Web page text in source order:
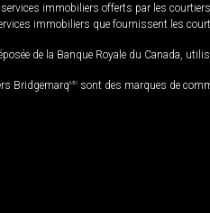
immobiliers offerts par les
immobiliers que fournissent les
de la Banque Royale du Canada,
BridgemarqMD sont des marques de